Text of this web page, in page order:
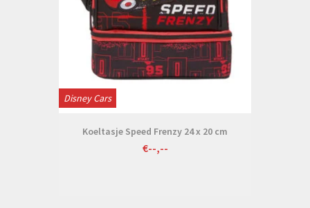
Disney Cars
Koeltasje Speed Frenzy 24 x 20 cm
€--,--